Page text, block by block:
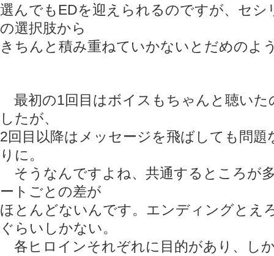
選んでもEDを迎えられるのですが、セシ
の選択肢から
きちんと積み重ねていかないとだめのよ
最初の1回目はボイスもちゃんと聴いた
したが、
2回目以降はメッセージを飛ばしても問
りに。
そうなんですよね、共通するところが
ートごとの差が
ほとんどないんです。エンディングとえ
ぐらいしかない。
各ヒロインそれぞれに目的があり、し